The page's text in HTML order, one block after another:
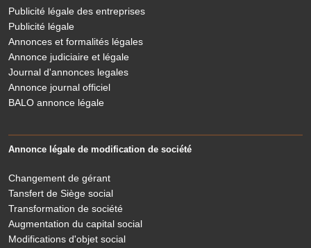
Publicité légale des entreprises
Publicité légale
Annonces et formalités légales
Annonce judiciaire et légale
Journal d'annonces legales
Annonce journal officiel
BALO annonce légale
Annonce légale de modification de société
Changement de gérant
Tansfert de Siège social
Transformation de société
Augmentation du capital social
Modifications d'objet social